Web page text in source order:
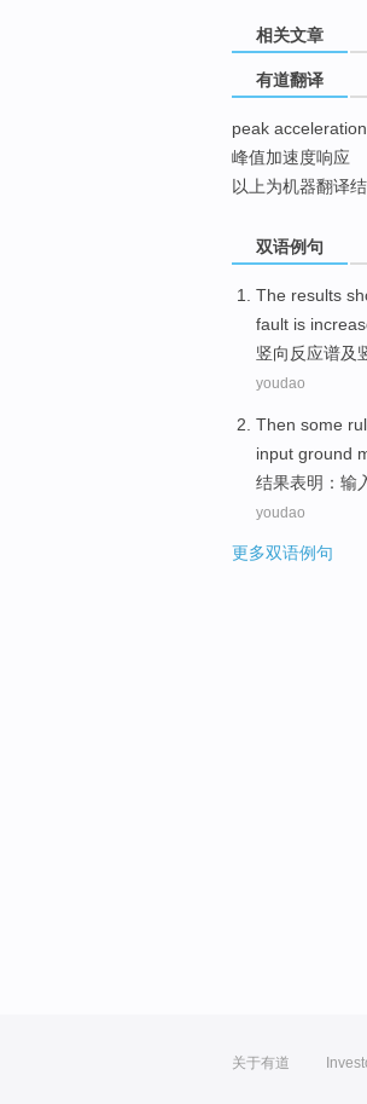
相关文章
有道翻译
peak
峰值加速度响应
以上为机器翻译
双语例句
The results
fault is
竖向 反应谱及
youdao
Then some
input ground
结果表明： 输
youdao
更多双语例句
关于有道